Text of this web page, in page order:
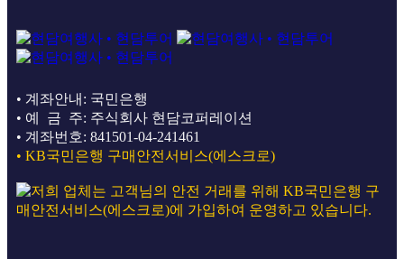
• 계좌안내: 국민은행
• 예 금 주: 주식회사 현담코퍼레이션
• 계좌번호: 841501-04-241461
• KB국민은행 구매안전서비스(에스크로)